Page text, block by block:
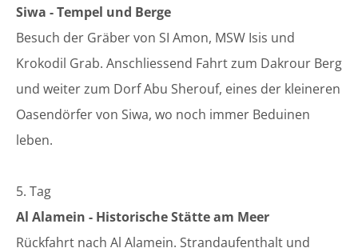
Siwa - Tempel und Berge
Besuch der Gräber von SI Amon, MSW Isis und
Krokodil Grab. Anschliessend Fahrt zum Dakrour Berg
und weiter zum Dorf Abu Sherouf, eines der kleineren
Oasendörfer von Siwa, wo noch immer Beduinen
leben.
5. Tag
Al Alamein - Historische Stätte am Meer
Rückfahrt nach Al Alamein. Strandaufenthalt und